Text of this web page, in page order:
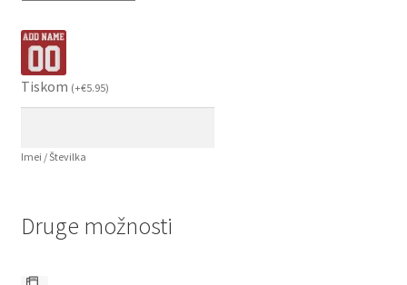
Tiskom (+€5.95)
Imei / Številka
Druge možnosti